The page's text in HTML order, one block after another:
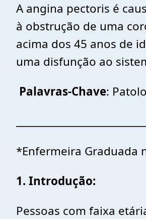
A angina pectoris é
à obstrução de uma
acima dos 45 anos de
uma disfunção ao
Palavras-Chave:
*Enfermeira Graduada
1. Introdução:
Pessoas com faixa